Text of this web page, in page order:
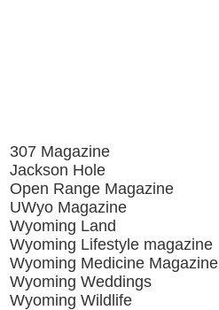
307 Magazine
Jackson Hole
Open Range Magazine
UWyo Magazine
Wyoming Land
Wyoming Lifestyle magazine
Wyoming Medicine Magazine
Wyoming Weddings
Wyoming Wildlife